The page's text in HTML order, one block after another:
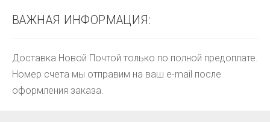
ВАЖНАЯ ИНФОРМАЦИЯ:
Доставка Новой Почтой только по полной предоплате.
Номер счета мы отправим на ваш e-mail после
оформления заказа.